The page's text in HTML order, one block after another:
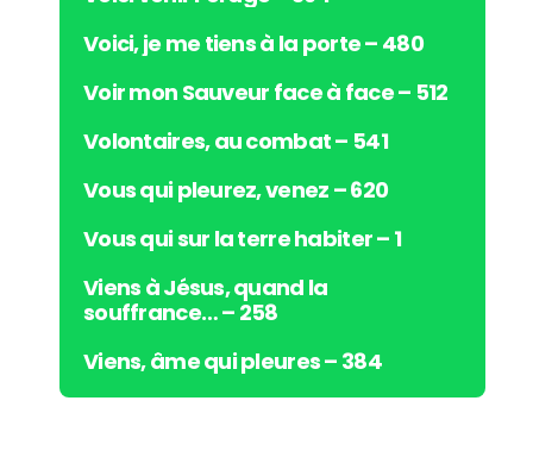
Voici, je me tiens à la porte – 480
Voir mon Sauveur face à face – 512
Volontaires, au combat – 541
Vous qui pleurez, venez – 620
Vous qui sur la terre habiter – 1
Viens à Jésus, quand la
souffrance… – 258
Viens, âme qui pleures – 384